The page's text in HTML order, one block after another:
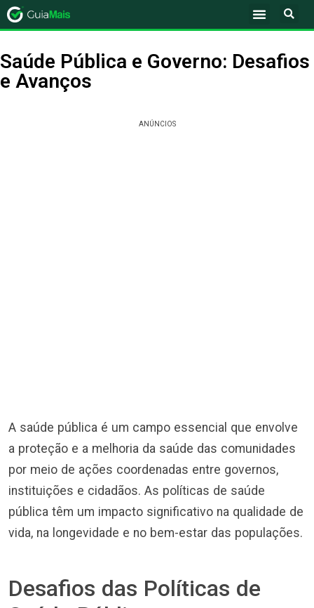
Saúde Pública e Governo: Desafios
e Avanços
ANÚNCIOS
A saúde pública é um campo essencial que envolve
a proteção e a melhoria da saúde das comunidades
por meio de ações coordenadas entre governos,
instituições e cidadãos. As políticas de saúde
pública têm um impacto significativo na qualidade de
vida, na longevidade e no bem-estar das populações.
Desafios das Políticas de